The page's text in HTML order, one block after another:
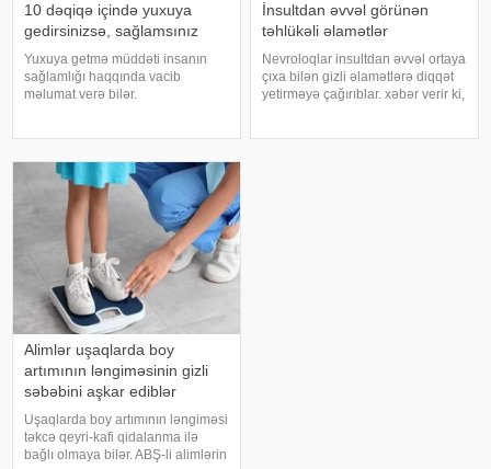
10 dəqiqə içində yuxuya
gedirsinizsə, sağlamsınız
Yuxuya getmə müddəti insanın
sağlamlığı haqqında vacib
məlumat verə bilər.
üzrə mütəxəssis Mişel Drerupun
sözlərinə görə
İnsultdan əvvəl görünən
təhlükəli əlamətlər
Nevroloqlar insultdan əvvəl ortaya
çıxa bilən gizli əlamətlərə diqqət
yetirməyə çağırıblar. xəbər verir ki,
Alimlər uşaqlarda boy
artımının ləngiməsinin gizli
səbəbini aşkar ediblər
Uşaqlarda boy artımının ləngiməsi
təkcə qeyri-kafi qidalanma ilə
bağlı olmaya bilər. ABŞ-li alimlərin